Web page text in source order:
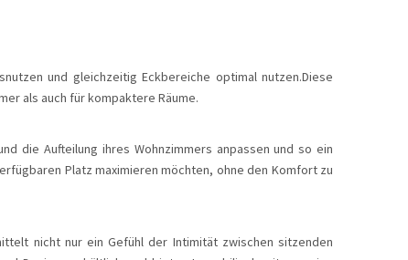
und gleichzeitig Eckbereiche optimal nutzen.Diese
als auch für kompaktere Räume.
die Aufteilung ihres Wohnzimmers anpassen und so ein
Platz maximieren möchten, ohne den Komfort zu
nicht nur ein Gefühl der Intimität zwischen sitzenden